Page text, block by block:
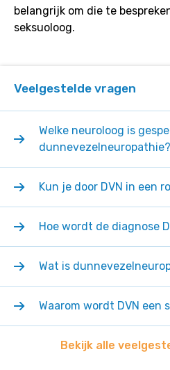
belangrijk om die te
seksuoloog.
Veelgestelde vragen
Welke neuroloog is
dunnevezelneuropathie?
Kun je door DVN in een
Hoe wordt de diagnose
Wat is
Waarom wordt DVN een
Bekijk alle